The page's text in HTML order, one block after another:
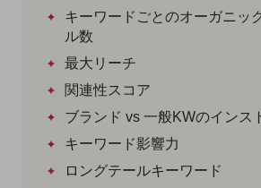
キーワードごとのオーガニッ
ル数
最大リーチ
関連性スコア
ブランド vs 一般KWのインス
キーワード影響力
ロングテールキーワード